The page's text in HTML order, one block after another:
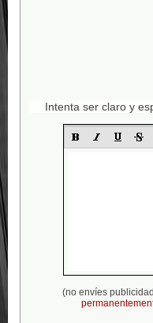
Intenta ser claro y
(no envíes